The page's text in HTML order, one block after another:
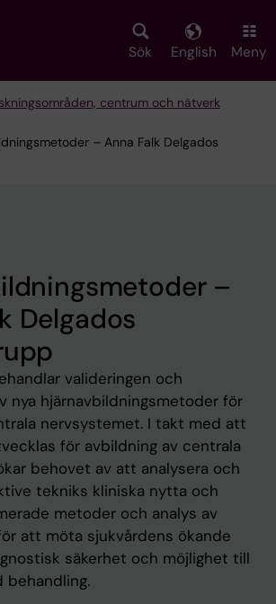
Sök English Meny
centrum och nätverk
– Anna Falk Delgados
–
Delgados
valideringen och
nya hjärnavbildningsmetoder för
nervsystemet. I takt med att
för avbildning av centrala
behovet av att analysera och
tekniks kliniska nytta och
metoder och analys av
att möta sjukvårdens ökande
säkerhet och möjlighet till
behandling.